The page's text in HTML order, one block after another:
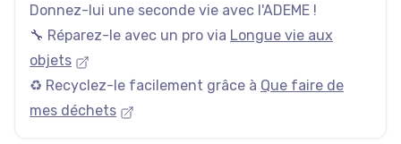
Donnez-lui une seconde vie avec l'ADEME !
🔧 Réparez-le avec un pro via Longue vie aux
objets
♻️ Recyclez-le facilement grâce à Que faire de
mes déchets